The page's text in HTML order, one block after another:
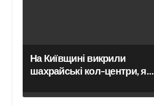
На Київщині викрили
шахрайські кол-центри, які
на понад 12 млн грн —